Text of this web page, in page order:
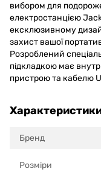
вибором для
електростанцією
ексклюзивному
захист вашої
Розроблений
підкладкою має
пристрою та кабелю
Бренд
Розміри